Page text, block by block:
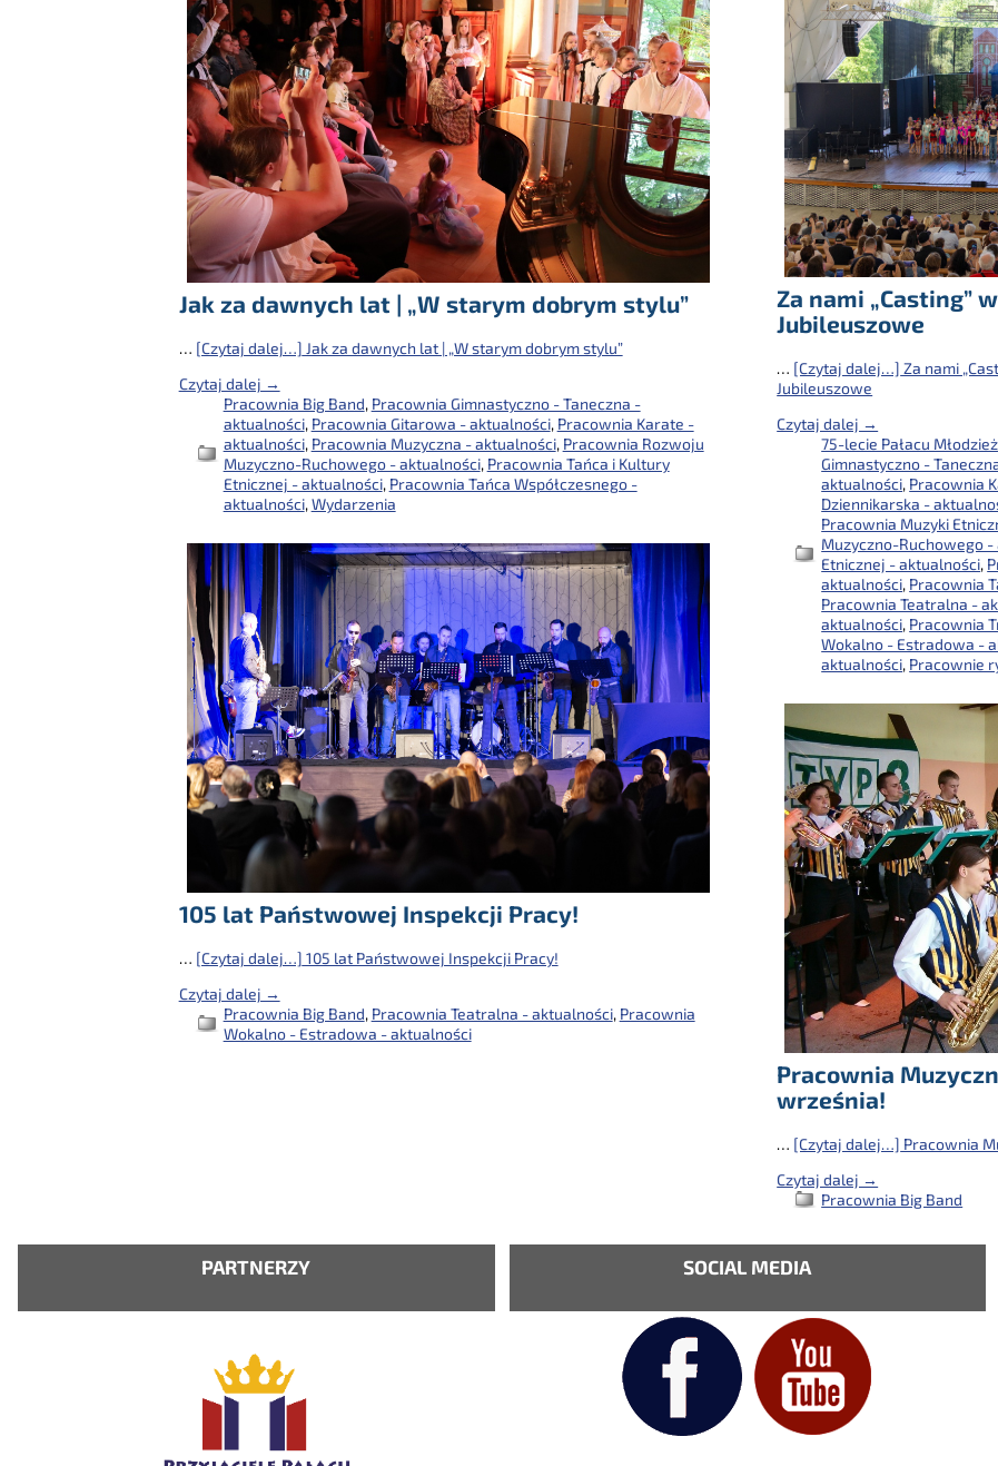
Za nami „Casting”
Jubileuszowe
… [Czytaj dalej…] Za nami
Jubileuszowe
Czytaj dalej →
75-lecie Pałacu
Gimnastyczno -
aktualności, Pracownia
Dziennikarska -
Pracownia Muzyki
Muzyczno-Ruchowego
Etnicznej - aktualności,
aktualności, Pracownia
Pracownia Teatralna -
aktualności, Pracownia
Wokalno - Estradowa -
aktualności, Pracownie
Jak za dawnych lat | „W starym dobrym stylu”
… [Czytaj dalej…] Jak za dawnych lat | „W starym dobrym stylu”
Czytaj dalej →
Pracownia Big Band, Pracownia Gimnastyczno - Taneczna -
aktualności, Pracownia Gitarowa - aktualności, Pracownia Karate -
aktualności, Pracownia Muzyczna - aktualności, Pracownia Rozwoju
Muzyczno-Ruchowego - aktualności, Pracownia Tańca i Kultury
Etnicznej - aktualności, Pracownia Tańca Współczesnego -
aktualności,Wydarzenia
105 lat Państwowej Inspekcji Pracy!
… [Czytaj dalej…] 105 lat Państwowej Inspekcji Pracy!
Czytaj dalej →
Pracownia Big Band, Pracownia Teatralna - aktualności, Pracownia
Wokalno - Estradowa - aktualności
Pracownia
września!
… [Czytaj dalej…] Pracownia
Czytaj dalej →
Pracownia Big Band
PARTNERZY SOCIAL MEDIA